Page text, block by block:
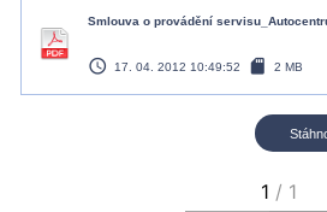
Smlouva o provádění
access_time 17. 04. 2012 10:49:52 sd_card 2 MB